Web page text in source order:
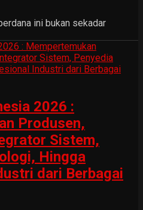
ini bukan sekadar
2026 :
Produsen,
Sistem,
Hingga
dari Berbagai